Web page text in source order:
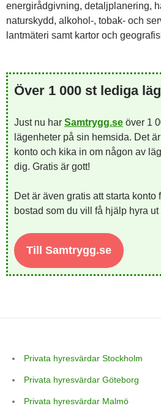
energirådgivning, detaljplanering,
naturskydd, alkohol-, tobak- och
lantmäteri samt kartor och
Över 1 000 st lediga
Just nu har Samtrygg.se över 1
lägenheter på sin hemsida. Det
konto och kika in om någon av
dig. Gratis är gott!
Det är även gratis att starta konto
bostad som du vill få hjälp hyra
Till Samtrygg.se
Privata hyresvärdar Stockholm
Privata hyresvärdar Göteborg
Privata hyresvärdar Malmö